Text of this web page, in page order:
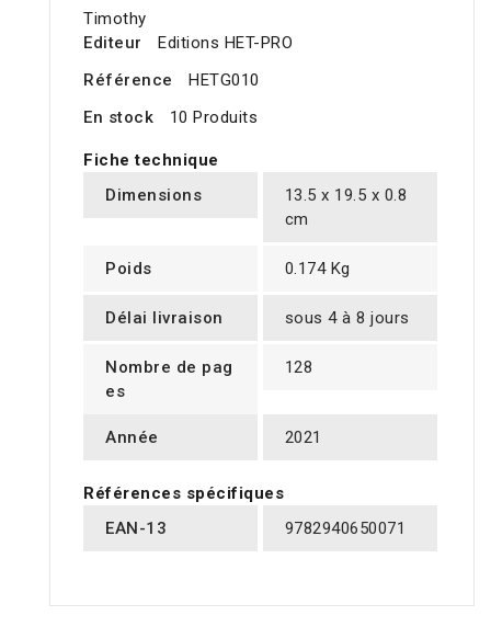
Timothy
Editeur
Editions HET-PRO
Référence
HETG010
En stock
10 Produits
Fiche technique
Dimensions
13.5 x 19.5 x 0.8
cm
Poids 0.174 Kg
Délai livraison sous 4 à 8 jours
Nombre de pag
es
128
Année 2021
Références spécifiques
EAN-13
9782940650071